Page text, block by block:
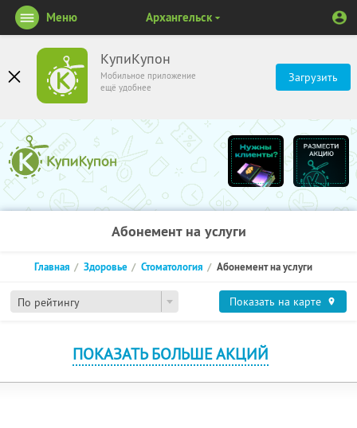
КупиКупон
Мобильное приложение
ещё удобнее
Загрузить
Меню Архангельск
Абонемент на услуги
По рейтингу
Главная Здоровье Стоматология Абонемент на услуги
Показать на карте
ПОКАЗАТЬ БОЛЬШЕ АКЦИЙ